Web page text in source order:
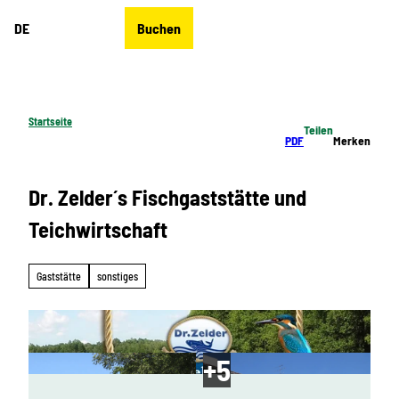
DE Buchen
Startseite
PDF
Teilen
Merken
Dr. Zelder´s Fischgaststätte und
Teichwirtschaft
Gaststätte sonstiges